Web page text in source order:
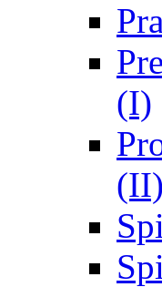
(I)
(II)